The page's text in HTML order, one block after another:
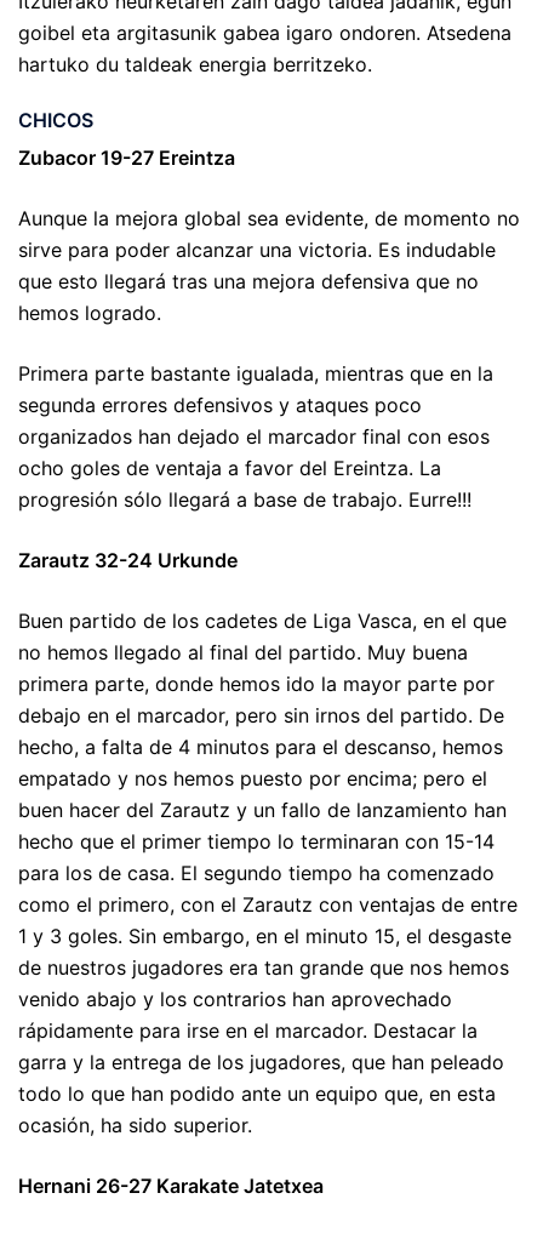
goibel eta argitasunik gabea igaro ondoren. Atsedena
hartuko du taldeak energia berritzeko.
CHICOS
Zubacor 19-27 Ereintza
Aunque la mejora global sea evidente, de momento no
sirve para poder alcanzar una victoria. Es indudable
que esto llegará tras una mejora defensiva que no
hemos logrado.
Primera parte bastante igualada, mientras que en la
segunda errores defensivos y ataques poco
organizados han dejado el marcador final con esos
ocho goles de ventaja a favor del Ereintza. La
progresión sólo llegará a base de trabajo. Eurre!!!
Zarautz 32-24 Urkunde
Buen partido de los cadetes de Liga Vasca, en el que
no hemos llegado al final del partido. Muy buena
primera parte, donde hemos ido la mayor parte por
debajo en el marcador, pero sin irnos del partido. De
hecho, a falta de 4 minutos para el descanso, hemos
empatado y nos hemos puesto por encima; pero el
buen hacer del Zarautz y un fallo de lanzamiento han
hecho que el primer tiempo lo terminaran con 15-14
para los de casa. El segundo tiempo ha comenzado
como el primero, con el Zarautz con ventajas de entre
1 y 3 goles. Sin embargo, en el minuto 15, el desgaste
de nuestros jugadores era tan grande que nos hemos
venido abajo y los contrarios han aprovechado
rápidamente para irse en el marcador. Destacar la
garra y la entrega de los jugadores, que han peleado
todo lo que han podido ante un equipo que, en esta
ocasión, ha sido superior.
Hernani 26-27 Karakate Jatetxea